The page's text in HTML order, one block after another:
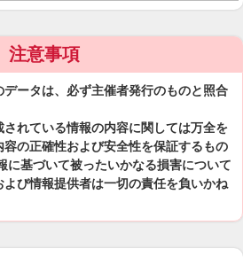
注意事項
ータは、必ず主催者発行のものと照合
れている情報の内容に関しては万全を
の正確性および安全性を保証するもの
に基づいて被ったいかなる損害について
び情報提供者は一切の責任を負いかね